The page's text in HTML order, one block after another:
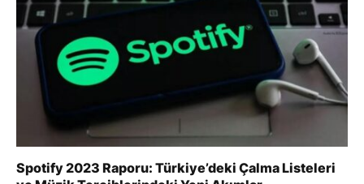
Spotify 2023 Raporu: Türkiye’deki Çalma Listeleri